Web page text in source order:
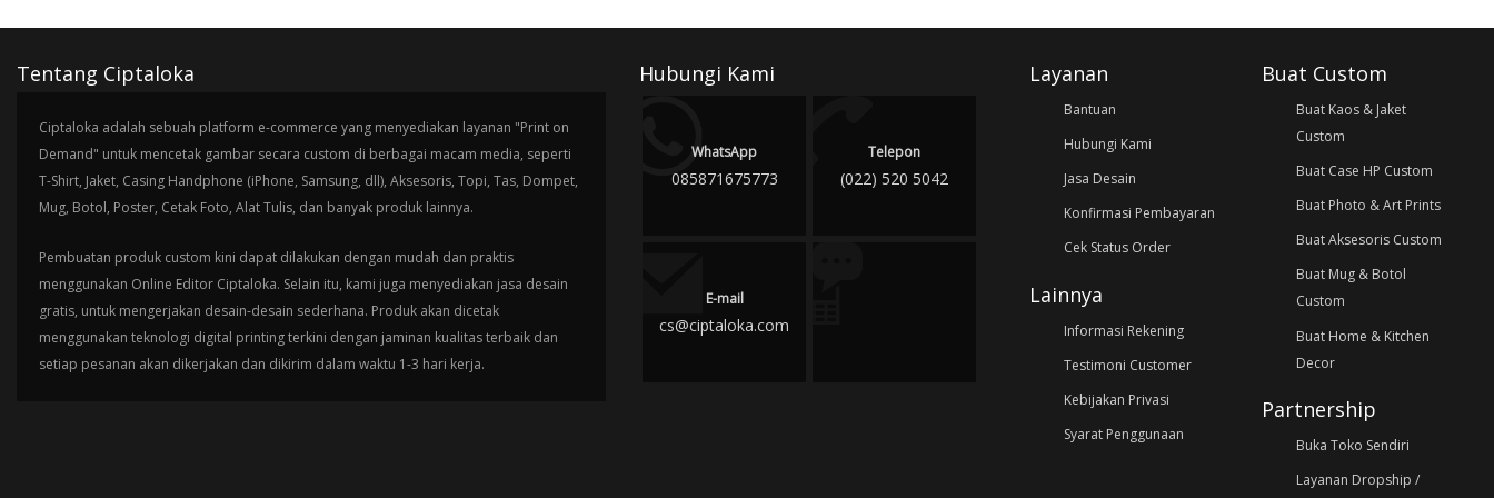
Tentang Ciptaloka
Ciptaloka adalah sebuah platform e-commerce yang menyediakan layanan "Print on
Demand" untuk mencetak gambar secara custom di berbagai macam media, seperti
T-Shirt, Jaket, Casing Handphone (iPhone, Samsung, dll), Aksesoris, Topi, Tas, Dompet,
Mug, Botol, Poster, Cetak Foto, Alat Tulis, dan banyak produk lainnya.
Pembuatan produk custom kini dapat dilakukan dengan mudah dan praktis
menggunakan Online Editor Ciptaloka. Selain itu, kami juga menyediakan jasa desain
gratis, untuk mengerjakan desain-desain sederhana. Produk akan dicetak
menggunakan teknologi digital printing terkini dengan jaminan kualitas terbaik dan
setiap pesanan akan dikerjakan dan dikirim dalam waktu 1-3 hari kerja.
Hubungi Kami
WhatsApp
085871675773
Telepon
(022) 520 5042
E-mail
cs@ciptaloka.com
Layanan
Bantuan
Hubungi Kami
Jasa Desain
Konfirmasi Pembayaran
Cek Status Order
Lainnya
Informasi Rekening
Testimoni Customer
Kebijakan Privasi
Syarat Penggunaan
Buat Custom
Buat Kaos & Jaket
Custom
Buat Case HP Custom
Buat Photo & Art Prints
Buat Aksesoris Custom
Buat Mug & Botol
Custom
Buat Home & Kitchen
Decor
Partnership
Buka Toko Sendiri
Layanan Dropship /